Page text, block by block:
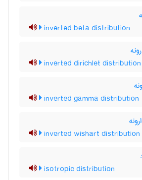
inverted beta distribution
inverted dirichlet distribution
inverted gamma distribution
inverted wishart distribution
isotropic distribution